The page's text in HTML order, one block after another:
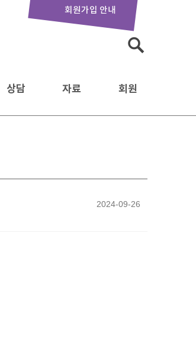
회원가입 안내
상담 자료 회원
2024-09-26